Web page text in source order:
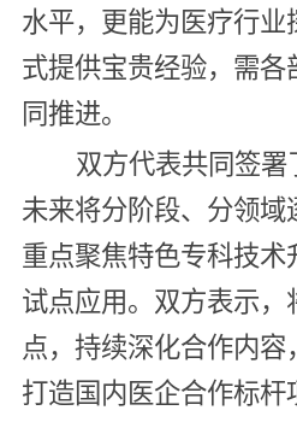
水平，更能为医疗行业
式提供宝贵经验，需各
同推进。
双方代表共同签署
未来将分阶段、分领域
重点聚焦特色专科技
试点应用。双方表示，
点，持续深化合作内容
打造国内医企合作标杆